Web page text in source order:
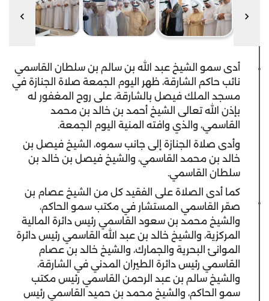
أدى سمو الشيخ عبد الله بن سالم بن سلطان القاسمي
نائب حاكم الشارقة، ظهر اليوم الجمعة صلاة الجنازة في
مسجد الملك فيصل بالشارقة، على روح المغفور له
بإذن الله تعالى الشيخ أحمد بن خالد بن محمد
القاسمي، والذي وافته المنية اليوم الجمعة.
وأدى صلاة الجنازة إلى جانب سموه، الشيخ فيصل بن
خالد بن محمد القاسمي، والشيخ فيصل بن خالد بن
سلطان القاسمي.
كما أدى الصلاة على الفقيد كل من الشيخ عصام بن
صقر القاسمي المستشار في مكتب سمو الحاكم،
والشيخ محمد بن سعود القاسمي رئيس دائرة المالية
المركزية، والشيخ خالد بن عبد الله القاسمي رئيس دائرة
الموانئ البحرية والجمارك، والشيخ خالد بن عصام
القاسمي رئيس دائرة الطيران المدني في الشارقة،
والشيخ سالم بن عبد الرحمن القاسمي رئيس مكتب
سمو الحاكم، والشيخ محمد بن حميد القاسمي رئيس